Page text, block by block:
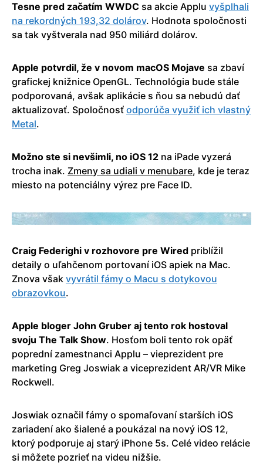
Tesne pred začatím WWDC sa akcie Applu vyšplhali
na rekordných 193,32 dolárov. Hodnota spoločnosti
sa tak vyštverala nad 950 miliárd dolárov.
Apple potvrdil, že v novom macOS Mojave sa zbaví
grafickej knižnice OpenGL. Technológia bude stále
podporovaná, avšak aplikácie s ňou sa nebudú dať
aktualizovať. Spoločnosť odporúča využiť ich vlastný
Metal.
Možno ste si nevšimli, no iOS 12 na iPade vyzerá
trocha inak. Zmeny sa udiali v menubare, kde je teraz
miesto na potenciálny výrez pre Face ID.
Craig Federighi v rozhovore pre Wired priblížil
detaily o uľahčenom portovaní iOS apiek na Mac.
Znova však vyvrátil fámy o Macu s dotykovou
obrazovkou.
Apple bloger John Gruber aj tento rok hostoval
svoju The Talk Show. Hosťom boli tento rok opäť
poprední zamestnanci Applu – vieprezident pre
marketing Greg Joswiak a viceprezident AR/VR Mike
Rockwell.
Joswiak označil fámy o spomaľovaní starších iOS
zariadení ako šialené a poukázal na nový iOS 12,
ktorý podporuje aj starý iPhone 5s. Celé video relácie
si môžete pozrieť na videu nižšie.